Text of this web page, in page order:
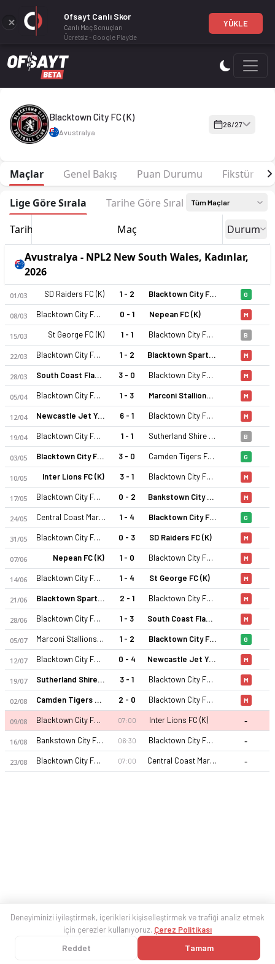
Blacktown City FC (K) 26-27 sezonu | NPL2 New South
Blacktown City FC (K) 26-27 sezonu | NPL2 New South
Blacktown City FC (K)
Avustralya
26/27
Maçlar Genel Bakış Puan Durumu Fikstür
Lige Göre Sırala Tarihe Göre Sırala Tüm Maçlar
Tarih Maç Durum
Avustralya - NPL2 New South Wales, Kadınlar,
2026
01/03 SD Raiders FC (K) 1 - 2 Blacktown City FC (K) G
08/03 Blacktown City FC (K) 0 - 1 Nepean FC (K) M
15/03 St George FC (K) 1 - 1 Blacktown City FC (K) B
22/03 Blacktown City FC (K) 1 - 2 Blacktown Spartans FC (K) M
28/03 South Coast Flame FC (K) 3 - 0 Blacktown City FC (K) M
05/04 Blacktown City FC (K) 1 - 3 Marconi Stallions (K) M
12/04 Newcastle Jet Youth (K) 6 - 1 Blacktown City FC (K) M
19/04 Blacktown City FC (K) 1 - 1 Sutherland Shire FA (K) B
03/05 Blacktown City FC (K) 3 - 0 Camden Tigers FC (K) G
10/05 Inter Lions FC (K) 3 - 1 Blacktown City FC (K) M
17/05 Blacktown City FC (K) 0 - 2 Bankstown City FC (K) M
24/05 Central Coast Mariners 2 (K) 1 - 4 Blacktown City FC (K) G
31/05 Blacktown City FC (K) 0 - 3 SD Raiders FC (K) M
07/06 Nepean FC (K) 1 - 0 Blacktown City FC (K) M
14/06 Blacktown City FC (K) 1 - 4 St George FC (K) M
21/06 Blacktown Spartans FC (K) 2 - 1 Blacktown City FC (K) M
28/06 Blacktown City FC (K) 1 - 3 South Coast Flame FC (K) M
05/07 Marconi Stallions (K) 1 - 2 Blacktown City FC (K) G
12/07 Blacktown City FC (K) 0 - 4 Newcastle Jet Youth (K) M
19/07 Sutherland Shire FA (K) 3 - 1 Blacktown City FC (K) M
02/08 Camden Tigers FC (K) 2 - 0 Blacktown City FC (K) M
09/08 Blacktown City FC (K) 07:00 Inter Lions FC (K) -
16/08 Bankstown City FC (K) 06:30 Blacktown City FC (K) -
23/08 Blacktown City FC (K) 07:00 Central Coast Mariners 2 (K) -
Deneyiminizi iyileştirmek, içerikleri kişiselleştirmek ve trafiği analiz etmek
için çerezler kullanıyoruz. Çerez Politikası
Reddet Tamam
Ofsayt Canlı Skor
Canlı Maç Sonuçları
Ücretsiz - Google Play'de
YÜKLE